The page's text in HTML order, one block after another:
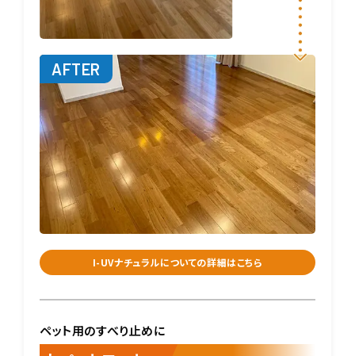
I-UVナチュラルについての詳細はこちら
ペット用のすべり止めに